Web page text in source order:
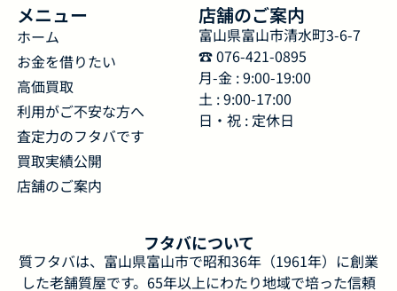
メニュー
ホーム
お金を借りたい
高価買取
利用がご不安な方へ
査定力のフタバです
買取実績公開
店舗のご案内
店舗のご案内
富山県富山市清水町3-6-7
☎︎ 076-421-0895
月-金 : 9:00-19:00
土 : 9:00-17:00
日・祝 : 定休日
フタバについて
質フタバは、富山県富山市で昭和36年（1961年）に創業
した老舗質屋です。65年以上にわたり地域で培った信頼